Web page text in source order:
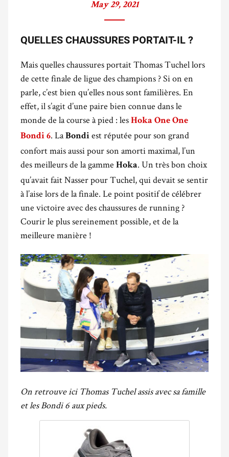
May 29, 2021
QUELLES CHAUSSURES PORTAIT-IL ?
Mais quelles chaussures portait Thomas Tuchel lors
de cette finale de ligue des champions ? Si on en
parle, c’est bien qu’elles nous sont familières. En
effet, il s’agit d’une paire bien connue dans le
monde de la course à pied : les Hoka One One
Bondi 6. LaBondi est réputée pour son grand
confort mais aussi pour son amorti maximal, l’un
des meilleurs de la gamme Hoka. Un très bon choix
qu’avait fait Nasser pour Tuchel, qui devait se sentir
à l’aise lors de la finale. Le point positif de célébrer
une victoire avec des chaussures de running ?
Courir le plus sereinement possible, et de la
meilleure manière !
On retrouve ici Thomas Tuchel assis avec sa famille
et les Bondi 6 aux pieds.